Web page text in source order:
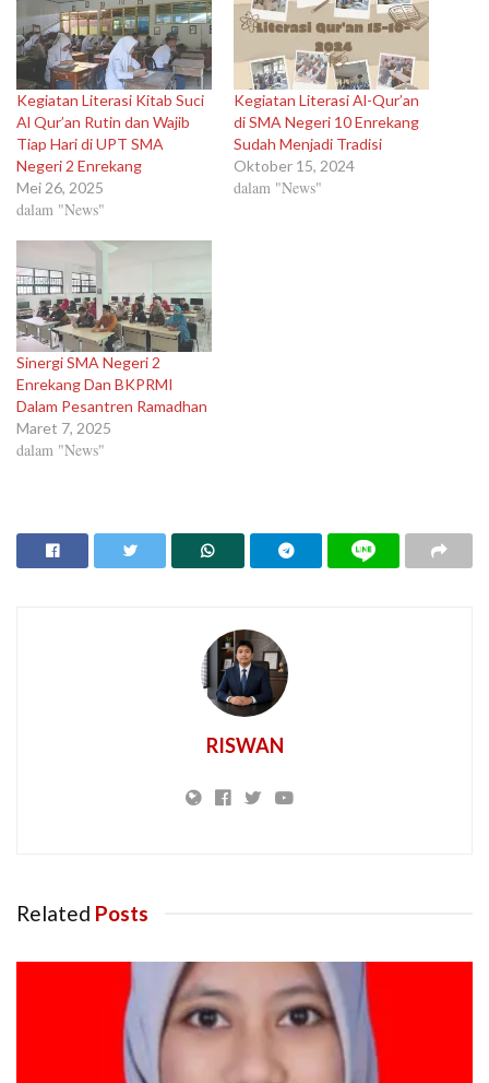
Kegiatan Literasi Kitab Suci
Al Qur’an Rutin dan Wajib
Tiap Hari di UPT SMA
Negeri 2 Enrekang
Mei 26, 2025
dalam "News"
Kegiatan Literasi Al-Qur’an
di SMA Negeri 10 Enrekang
Sudah Menjadi Tradisi
Oktober 15, 2024
dalam "News"
Sinergi SMA Negeri 2
Enrekang Dan BKPRMI
Dalam Pesantren Ramadhan
Maret 7, 2025
dalam "News"
RISWAN
Related Posts